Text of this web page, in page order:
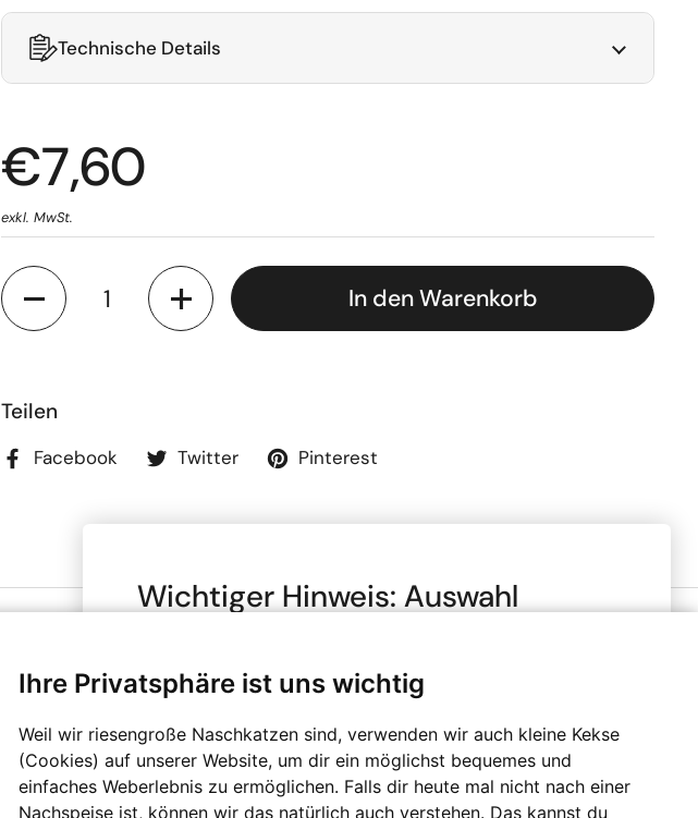
Ihre Privatsphäre ist uns wichtig
Weil wir riesengroße Naschkatzen sind, verwenden wir auch kleine Kekse
(Cookies) auf unserer Website, um dir ein möglichst bequemes und
einfaches Weberlebnis zu ermöglichen. Falls dir heute mal nicht nach einer
Nachspeise ist, können wir das natürlich auch verstehen. Das kannst du
Technische Details
€7,60
exkl. MwSt.
Anzahl
In den Warenkorb
Teilen
Facebook Twitter Pinterest
Infos
AGB
Datenschutz
Impressum
Zahlungsmethoden
Wichtiger Hinweis: Auswahl
Bitte beachte, dass alle Preise in unserem Online-Shop je nach
deinen Angaben mit oder ohne Mehrwertsteuer (MwSt.)
angegeben sind. Die Mehrwertsteuer wird erst im Checkout-
Bereich berechnet. Bitte wähle, ob du den Shop gewerblich oder
privat nutzt und bestätige, dass du diese Information zur
Kenntnis genommen hast.